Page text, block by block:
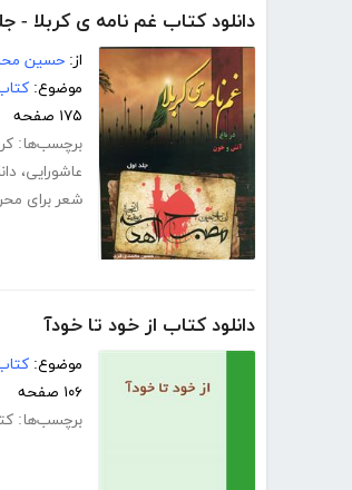
دانلود کتاب غم نامه ی کربلا -
از: حسین
موضوع:
۱۷۵ صفحه
برچسب‌ها:
عاشورایی،
شعر برای
دانلود کتاب از خود تا خودآ
موضوع:
۱۰۶ صفحه
برچسب‌ها: